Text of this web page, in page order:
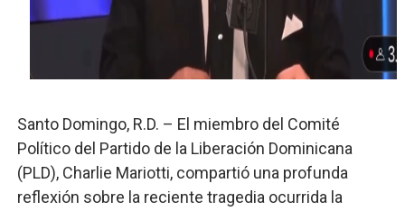
Fellito Suberví inspecciona obras en las “villas” y
Comedores Comunitarios de DASAC garantizan
PRM escogerá este domingo su nueva cúpula
Candidato a presidente del Colegio de Notarios hace
Santo Domingo, R.D. – El miembro del Comité
Político del Partido de la Liberación Dominicana
(PLD), Charlie Mariotti, compartió una profunda
reflexión sobre la reciente tragedia ocurrida la